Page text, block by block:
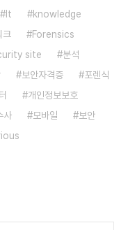
It
knowledge
크
Forensics
site
분석
보안자격증
포렌식
개인정보보호
사 모바일
보안